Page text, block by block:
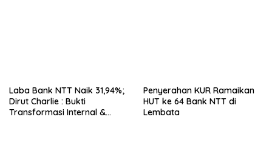
Laba Bank NTT Naik 31,94%;
Dirut Charlie : Bukti
Transformasi Internal &
Penyerahan KUR Ramaikan
HUT ke 64 Bank NTT di
Lembata